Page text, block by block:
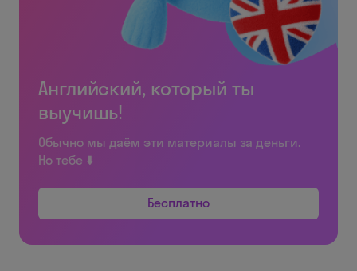
Английский, который ты
выучишь!
Обычно мы даём эти материалы за деньги.
Но тебе ⬇️
Бесплатно